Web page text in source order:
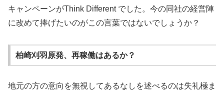
キャンペーンがThink Different でした。今の同社の経営陣
に改めて捧げたいのがこの言葉ではないでしょうか？
柏崎刈羽原発、再稼働はあるか？
地元の方の意向を無視してあるなしを述べるのは失礼極ま